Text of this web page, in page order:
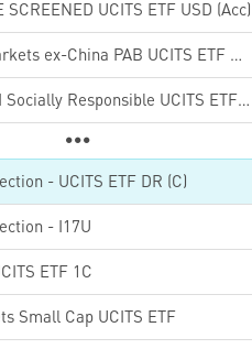
UCITS ETF USD (Acc)
BNP PARIBAS EASY II MSCI Emerging Markets ex-China PAB UCITS ETF USD Acc
UBS (Lux) Fund Solutions - UBS MSCI EM Socially Responsible UCITS ETF USD acc
- UCITS ETF DR (C)
- I17U
ETF 1C
Small Cap UCITS ETF